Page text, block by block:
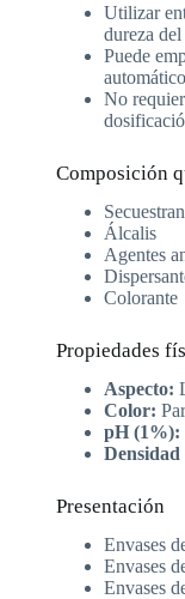
Utilizar
dureza del
Puede
No
Composición
Álcalis
Agentes
Colorante
Propiedades
Aspecto:
Color:
pH (1%):
Densidad
Presentación
Envases
Envases
Envases